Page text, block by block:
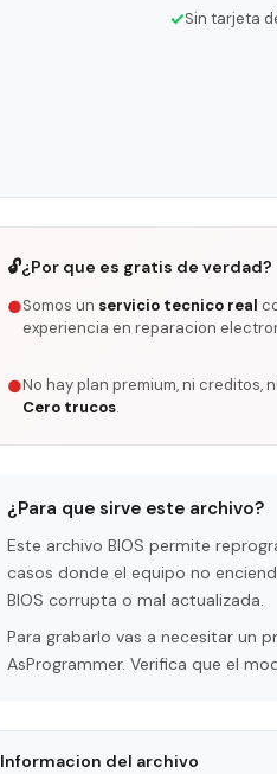
✓Sin tarjeta
🔓¿Por que es gratis de verdad?
●Somos un servicio tecnico real
experiencia en reparacion
●No hay plan premium, ni creditos,
Cero trucos.
¿Para que sirve este archivo?
Este archivo BIOS permite
casos donde el equipo no
BIOS corrupta o mal actualizada.
Para grabarlo vas a necesitar un
AsProgrammer. Verifica que el
Informacion del archivo